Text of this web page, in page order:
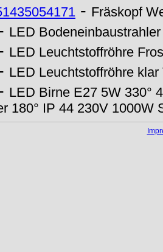
- Fräskopf
LED
LED Leuchtstoffröhre
LED Leuchtstoffröhre
LED Birne E27 5W 330°
180° IP 44 230V 1000W